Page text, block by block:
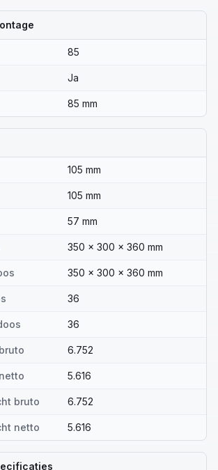
85
Ja
85 mm
105 mm
105 mm
57 mm
350 x 300 x 360 mm
350 x 300 x 360 mm
36
36
6.752
5.616
bruto 6.752
netto 5.616